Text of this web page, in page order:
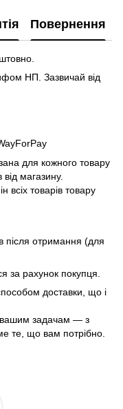
Повернення
НП. Зазвичай від
для кожного товару
магазину.
всіх товарів товару
після отримання (для
за рахунок покупця.
доставки, що і
вашим задачам — з
те, що вам потрібно.